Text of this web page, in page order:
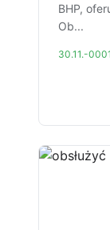
BHP,
Ob...
30.11.-0001